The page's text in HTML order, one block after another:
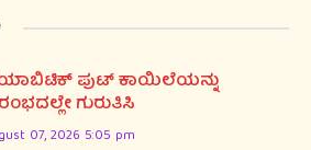
ಪುಟ್ ಕಾಯಿಲೆಯನ್ನು
ಗುರುತಿಸಿ
07, 2026 5:05 pm